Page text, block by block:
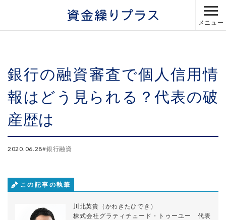
メニュー
銀行の融資審査で個人信用情
報はどう見られる？代表の破
産歴は
2020.06.28#銀行融資
この記事の執筆
川北英貴（かわきたひでき）
株式会社グラティチュード・トゥーユー 代表